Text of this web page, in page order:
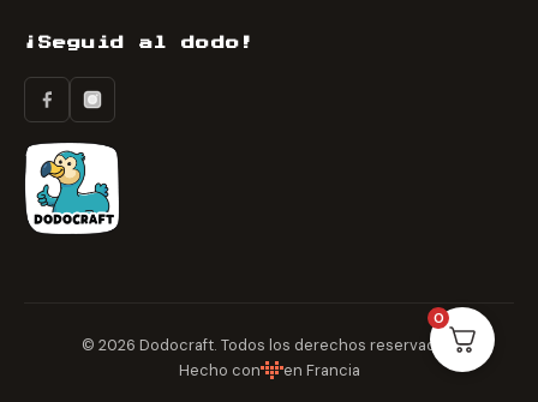
¡Seguid al dodo!
© 2026 Dodocraft. Todos los derechos reservados.
Hecho con
en Francia
0